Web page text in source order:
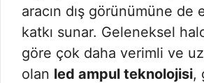
aracın dış görünümüne de
katkı sunar. Geleneksel
göre çok daha verimli ve
olan led ampul teknolojisi,